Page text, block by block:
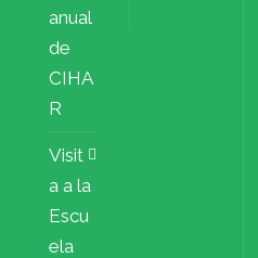
anual
de
CIHA
R
Visit
a a la
Escu
ela